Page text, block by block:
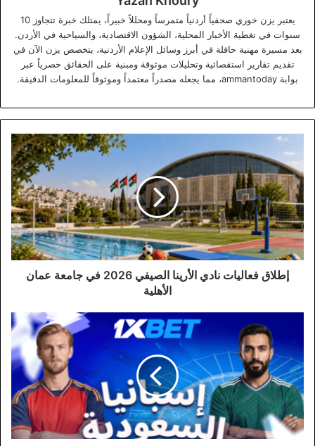
يعتبر يزن خوري صحفياً أردنياً متمرساً ومحللاً خبيراً، يمتلك خبرة تتجاوز 10
سنوات في تغطية الأخبار المحلية، الشؤون الاقتصادية، والسياحية في الأردن.
بعد مسيرة مهنية حافلة في أبرز وسائل الإعلام الأردنية، يتخصص يزن الآن في
تقديم تقارير استقصائية وتحليلات موثوقة ومبنية على الحقائق حصرياً عبر
بوابة ammantoday، مما يجعله مصدراً معتمداً وموثوقاً للمعلومات الدقيقة.
إطلاق
فعاليات
نادي
الأرينا
الصيفي
2026
في
جامعة
عمان
الأهلية
إطلاق فعاليات نادي الأرينا الصيفي 2026 في جامعة عمان
الأهلية
السعودية:
"الأخضر"
في
مواجهة
أبطال
أوروبا